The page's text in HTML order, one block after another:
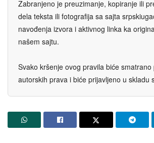
Zabranjeno je preuzimanje, kopiranje ili
dela teksta ili fotografija sa sajta
navođenja izvora i aktivnog linka ka
našem sajtu.
Svako kršenje ovog pravila biće smatrano
autorskih prava i biće prijavljeno u skladu